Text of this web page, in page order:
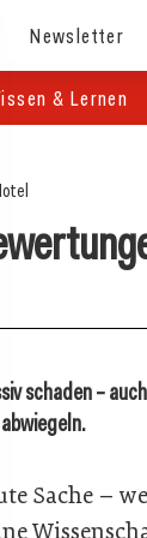
Newsletter
& Lernen
schaden –
Sache –